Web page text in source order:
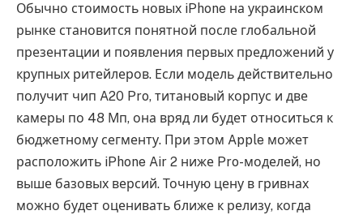
Обычно стоимость новых iPhone на украинском
рынке становится понятной после глобальной
презентации и появления первых предложений у
крупных ритейлеров. Если модель действительно
получит чип A20 Pro, титановый корпус и две
камеры по 48 Мп, она вряд ли будет относиться к
бюджетному сегменту. При этом Apple может
расположить iPhone Air 2 ниже Pro-моделей, но
выше базовых версий. Точную цену в гривнах
можно будет оценивать ближе к релизу, когда